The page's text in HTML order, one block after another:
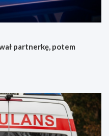
partnerkę, potem